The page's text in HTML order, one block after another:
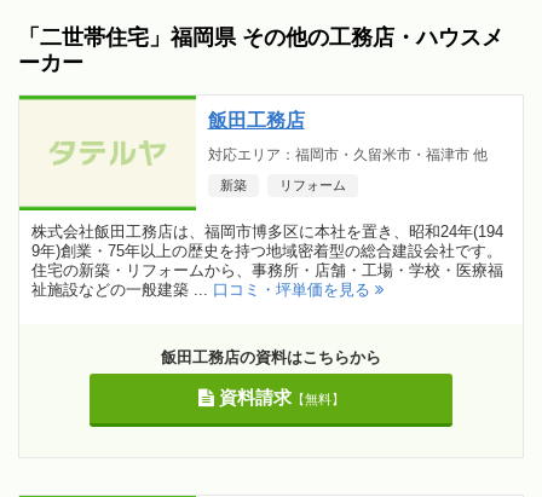
「二世帯住宅」福岡県 その他の工務店・ハウスメ
ーカー
飯田工務店
対応エリア：福岡市・久留米市・福津市 他
新築 リフォーム
株式会社飯田工務店は、福岡市博多区に本社を置き、昭和24年(194
9年)創業・75年以上の歴史を持つ地域密着型の総合建設会社です。
住宅の新築・リフォームから、事務所・店舗・工場・学校・医療福
祉施設などの一般建築 ... 口コミ・坪単価を見る
飯田工務店の資料はこちらから
資料請求【無料】